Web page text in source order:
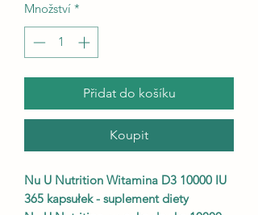
Množství *
Přidat do košíku
Koupit
Nu U Nutrition Witamina D3 10000 IU
365 kapsułek - suplement diety